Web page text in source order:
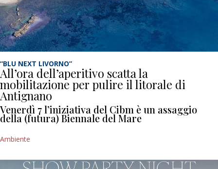
“BLU NEXT LIVORNO”
All’ora dell’aperitivo scatta la
mobilitazione per pulire il litorale di
Antignano
Venerdì 7 l’iniziativa del Cibm è un assaggio
della (futura) Biennale del Mare
Ambiente